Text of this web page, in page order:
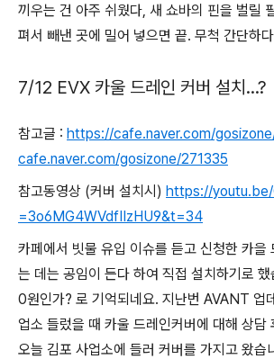
끼우는 건 아주 쉬웠다, 새 쇼바의 핀을 벌릴
펴서 빼낸 곳에 밀어 넣으면 끝. 무척 간단하
7/12 EVX 카울 드레인 커버 설치...?
참고글 : https://cafe.naver.com/
cafe.naver.com/gosizone/271335
참고동영상 (커버 설치시) https://
=3o6MG4WVdfIIzHU9&t=34
카페에서 빗물 유입 이슈를 듣고 신청한 카을
는 데는 공임이 든다 하여 직접 설치하기로
0원인가? 로 기억되네요. 지난번 AVANT 업
업소 들렀을 때 카울 드레인커버에 대해 상담
오늘 김포 사업소에 들러 커버를 가지고 왔습